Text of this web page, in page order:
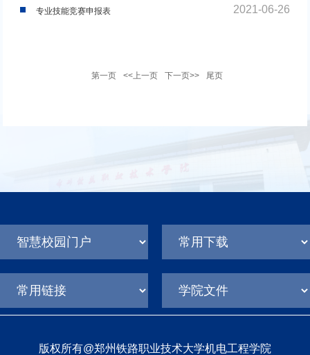
专业技能竞赛申报表 2021-06-26
第一页 <<上一页 下一页>> 尾页
版权所有@郑州铁路职业技术大学机电工程学院